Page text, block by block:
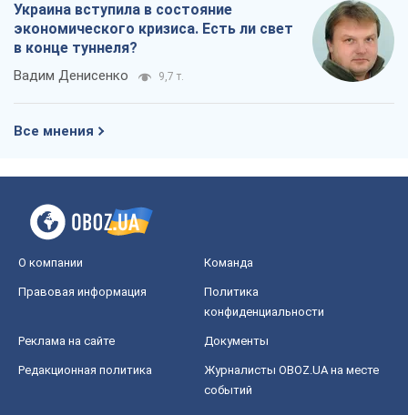
Украина вступила в состояние
экономического кризиса. Есть ли свет
в конце туннеля?
Вадим Денисенко 9,7 т.
Все мнения
О компании Команда
Правовая информация
Политика
конфиденциальности
Реклама на сайте Документы
Редакционная политика
Журналисты OBOZ.UA на месте
событий